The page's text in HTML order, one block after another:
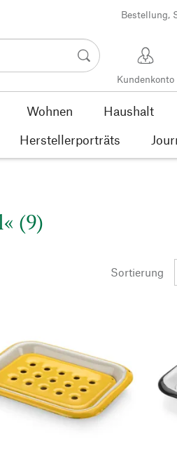
Bestellung,
Kundenkonto
Wohnen Haushalt
Herstellerporträts
(9)
Sortierung